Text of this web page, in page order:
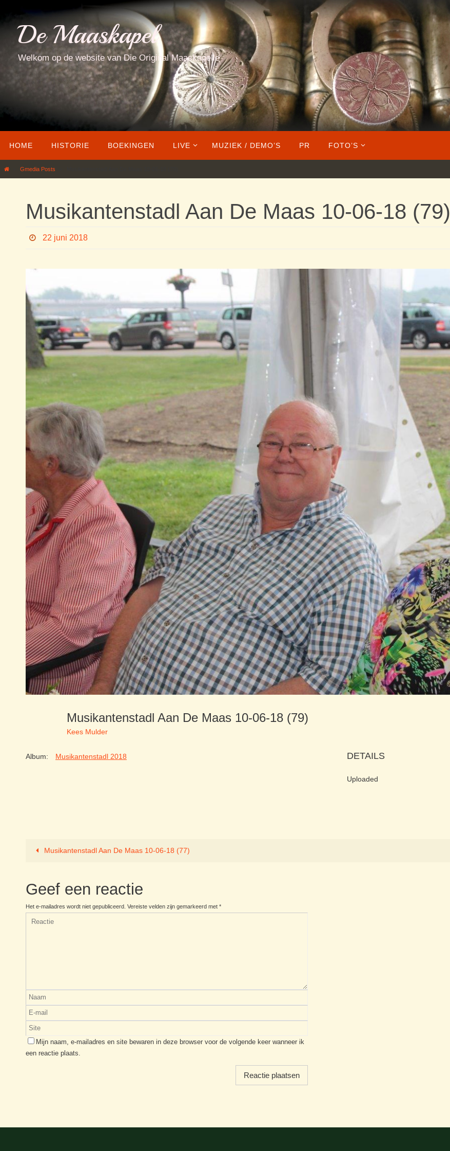
inhoudDe Maaskapel
Welkom op de website van Die Original Maaskapelle
naar
de
HOME HISTORIE BOEKINGEN LIVE MUZIEK / DEMO’S PR FOTO’S
HomeGmedia Posts
Musikantenstadl Aan De Maas 10-06-18 (79)
22 juni 2018
Musikantenstadl Aan De Maas 10-06-18 (79)
Kees Mulder
Album: Musikantenstadl 2018 DETAILS
Uploaded
Musikantenstadl Aan De Maas 10-06-18 (77)
Geef een reactie
Het e-mailadres wordt niet gepubliceerd. Vereiste velden zijn gemarkeerd met *
Mijn naam, e-mailadres en site bewaren in deze browser voor de volgende keer wanneer ik
een reactie plaats.